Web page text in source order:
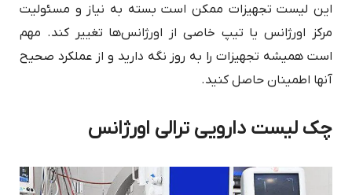
این لیست تجهیزات ممکن است بسته به نیاز و مسئولیت
مرکز اورژانس یا تیپ خاصی از اورژانس‌ها تغییر کند. مهم
است همیشه تجهیزات را به روز نگه دارید و از عملکرد صحیح
آنها اطمینان حاصل کنید.
چک لیست دارویی ترالی اورژانس